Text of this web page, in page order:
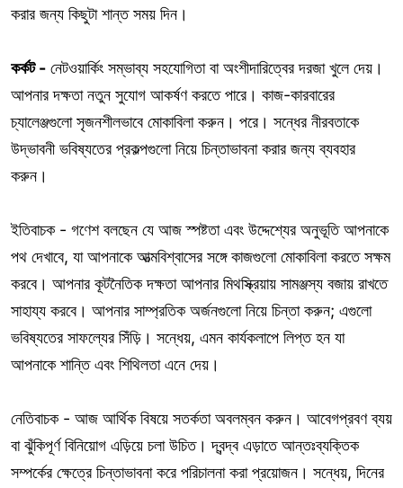
করার জন্য কিছুটা শান্ত সময় দিন।
কর্কট - নেটওয়ার্কিং সম্ভাব্য সহযোগিতা বা অংশীদারিত্বের দরজা খুলে দেয়।
আপনার দক্ষতা নতুন সুযোগ আকর্ষণ করতে পারে। কাজ-কারবারের
চ্যালেঞ্জগুলো সৃজনশীলভাবে মোকাবিলা করুন। পরে। সন্ধের নীরবতাকে
উদ্ভাবনী ভবিষ্যতের প্রকল্পগুলো নিয়ে চিন্তাভাবনা করার জন্য ব্যবহার
করুন।
ইতিবাচক - গণেশ বলছেন যে আজ স্পষ্টতা এবং উদ্দেশ্যের অনুভূতি আপনাকে
পথ দেখাবে, যা আপনাকে আত্মবিশ্বাসের সঙ্গে কাজগুলো মোকাবিলা করতে সক্ষম
করবে। আপনার কূটনৈতিক দক্ষতা আপনার মিথস্ক্রিয়ায় সামঞ্জস্য বজায় রাখতে
সাহায্য করবে। আপনার সাম্প্রতিক অর্জনগুলো নিয়ে চিন্তা করুন; এগুলো
ভবিষ্যতের সাফল্যের সিঁড়ি। সন্ধেয়, এমন কার্যকলাপে লিপ্ত হন যা
আপনাকে শান্তি এবং শিথিলতা এনে দেয়।
নেতিবাচক - আজ আর্থিক বিষয়ে সতর্কতা অবলম্বন করুন। আবেগপ্রবণ ব্যয়
বা ঝুঁকিপূর্ণ বিনিয়োগ এড়িয়ে চলা উচিত। দ্বন্দ্ব এড়াতে আন্তঃব্যক্তিক
সম্পর্কের ক্ষেত্রে চিন্তাভাবনা করে পরিচালনা করা প্রয়োজন। সন্ধেয়, দিনের